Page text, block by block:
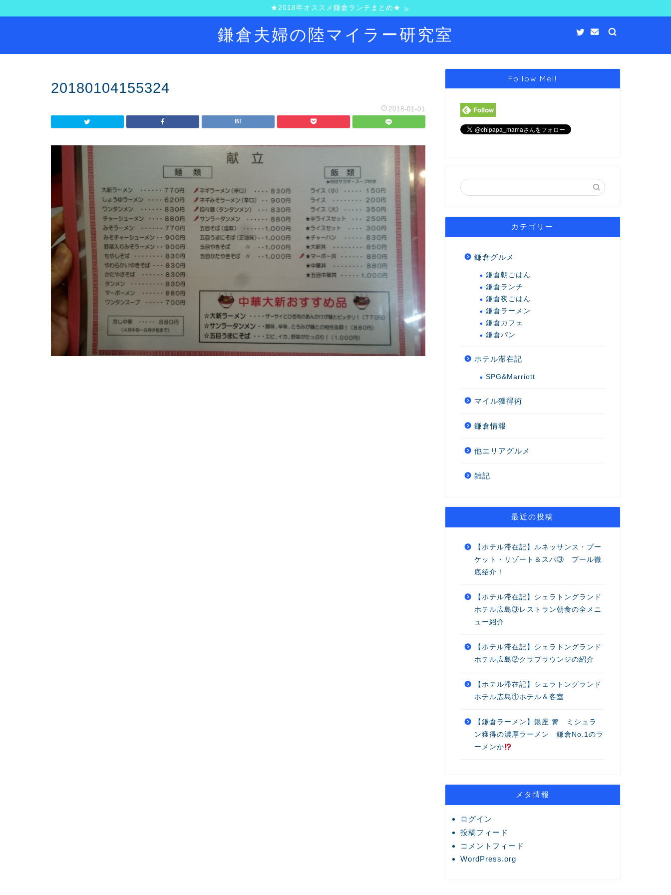
★2018年オススメ鎌倉ランチまとめ★
鎌倉夫婦の陸マイラー研究室
20180104155324
2018-01-01
Follow Me!!
カテゴリー
鎌倉グルメ
鎌倉朝ごはん
鎌倉ランチ
鎌倉夜ごはん
鎌倉ラーメン
鎌倉カフェ
鎌倉パン
ホテル滞在記
SPG&Marriott
マイル獲得術
鎌倉情報
他エリアグルメ
雑記
最近の投稿
【ホテル滞在記】ルネッサンス・プー
ケット・リゾート＆スパ③ プール徹
底紹介！
【ホテル滞在記】シェラトングランド
ホテル広島③レストラン朝食の全メニ
ュー紹介
【ホテル滞在記】シェラトングランド
ホテル広島②クラブラウンジの紹介
【ホテル滞在記】シェラトングランド
ホテル広島①ホテル＆客室
【鎌倉ラーメン】銀座 篝 ミシュラ
ン獲得の濃厚ラーメン 鎌倉No.1のラ
ーメンか
メタ情報
ログイン
投稿フィード
コメントフィード
WordPress.org